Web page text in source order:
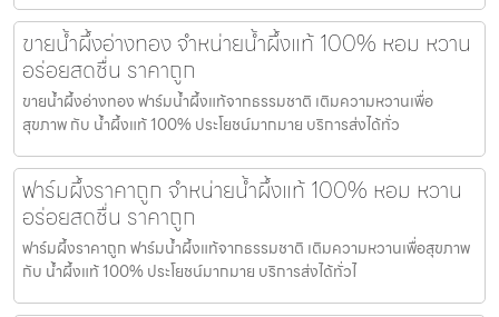
ขายน้ำผึ้งอ่างทอง จำหน่ายน้ำผึ้งแท้ 100% หอม หวาน
อร่อยสดชื่น ราคาถูก
ขายน้ำผึ้งอ่างทอง ฟาร์มน้ำผึ้งแท้จากธรรมชาติ เติมความหวานเพื่อ
สุขภาพ กับ น้ำผึ้งแท้ 100% ประโยชน์มากมาย บริการส่งได้ทั่ว
ฟาร์มผึ้งราคาถูก จำหน่ายน้ำผึ้งแท้ 100% หอม หวาน
อร่อยสดชื่น ราคาถูก
ฟาร์มผึ้งราคาถูก ฟาร์มน้ำผึ้งแท้จากธรรมชาติ เติมความหวานเพื่อสุขภาพ
กับ น้ำผึ้งแท้ 100% ประโยชน์มากมาย บริการส่งได้ทั่วไ